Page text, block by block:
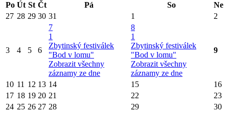
Po Út St Čt Pá So
Ne
27 28 29 30 31 1 2
3 4 5 6
7
1
Zbytinský festiválek
"Bod v lomu"
Zobrazit všechny
záznamy ze dne
8
1
Zbytinský festiválek
"Bod v lomu"
Zobrazit všechny
záznamy ze dne
9
10 11 12 13 14 15
16
17 18 19 20 21 22
23
24 25 26 27 28 29 30